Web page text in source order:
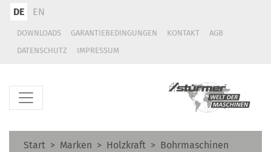
DE EN
DOWNLOADS GARANTIEBEDINGUNGEN KONTAKT
AGB
DATENSCHUTZ
IMPRESSUM
Start Marken Holzkraft
Bohrmaschinen